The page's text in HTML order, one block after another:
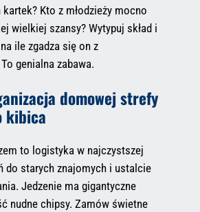
kartek? Kto z młodzieży mocno
wielkiej szansy? Wytypuj skład i
ile zgadza się on z
genialna zabawa.
domowej strefy
kibica
to logistyka w najczystszej
do starych znajomych i ustalcie
Jedzenie ma gigantyczne
nudne chipsy. Zamów świetne